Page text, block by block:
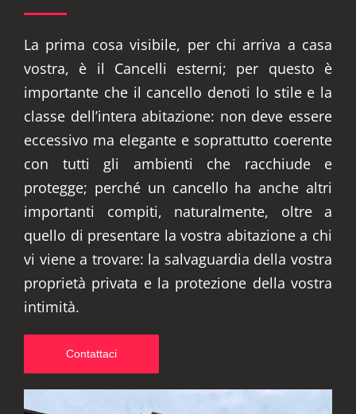
La prima cosa visibile, per chi arriva a casa
vostra, è il Cancelli esterni; per questo è
importante che il cancello denoti lo stile e la
classe dell’intera abitazione: non deve essere
eccessivo ma elegante e soprattutto coerente
con tutti gli ambienti che racchiude e
protegge; perché un cancello ha anche altri
importanti compiti, naturalmente, oltre a
quello di presentare la vostra abitazione a chi
vi viene a trovare: la salvaguardia della vostra
proprietà privata e la protezione della vostra
intimità.
Contattaci